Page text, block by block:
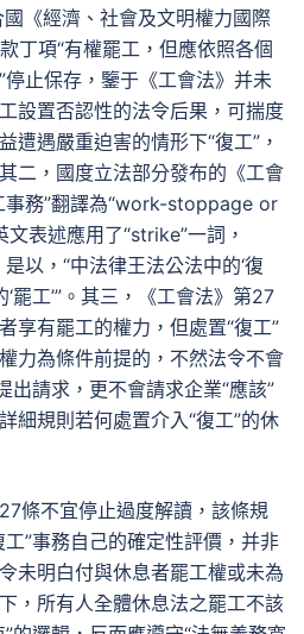
《經濟、社會及文明權力國際
丁項“有權罷工，但應依照各個
停止保存，鑒于《工會法》并未
設置否認性的法令后果，可揣度
遭遇嚴重迫害的情形下“復工”，
二，國度立法部分發布的《工會
事務”翻譯為“work-stoppage or
表述應用了“strike”一詞，
以，“中法律王法公法中的‘復
‘罷工’”。其三，《工會法》第27
享有罷工的權力，但處置“復工”
力為條件前提的，不然法令不會
出請求，更不會請求企業“應該”
細規則若何處置介入“復工”的休
條不宜停止過度解讀，該條規
”事務自己的確定性評價，并非
未明白付與休息者罷工權或未為
，所有人全體休息法之罷工不該